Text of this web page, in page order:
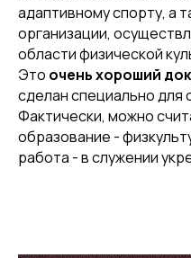
адаптивному спорту, а
организации,
области физической
Это очень хороший
сделан специально для
Фактически, можно
образование -
работа - в служении